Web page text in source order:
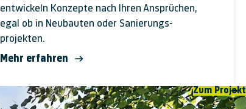
ent­wickeln Kon­zepte nach Ihren An­sprüchen,
egal ob in Neu­bauten oder Sanierungs­
projekten.
Mehr erfahren